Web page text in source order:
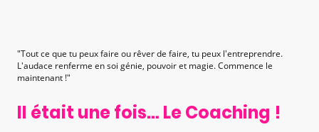
"Tout ce que tu peux faire ou rêver de faire, tu peux l'entreprendre.
L'audace renferme en soi génie, pouvoir et magie. Commence le
maintenant !"
Il était une fois… Le Coaching !